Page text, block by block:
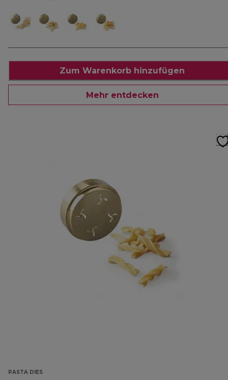
Zum Warenkorb hinzufügen
Mehr entdecken
PASTA DIES